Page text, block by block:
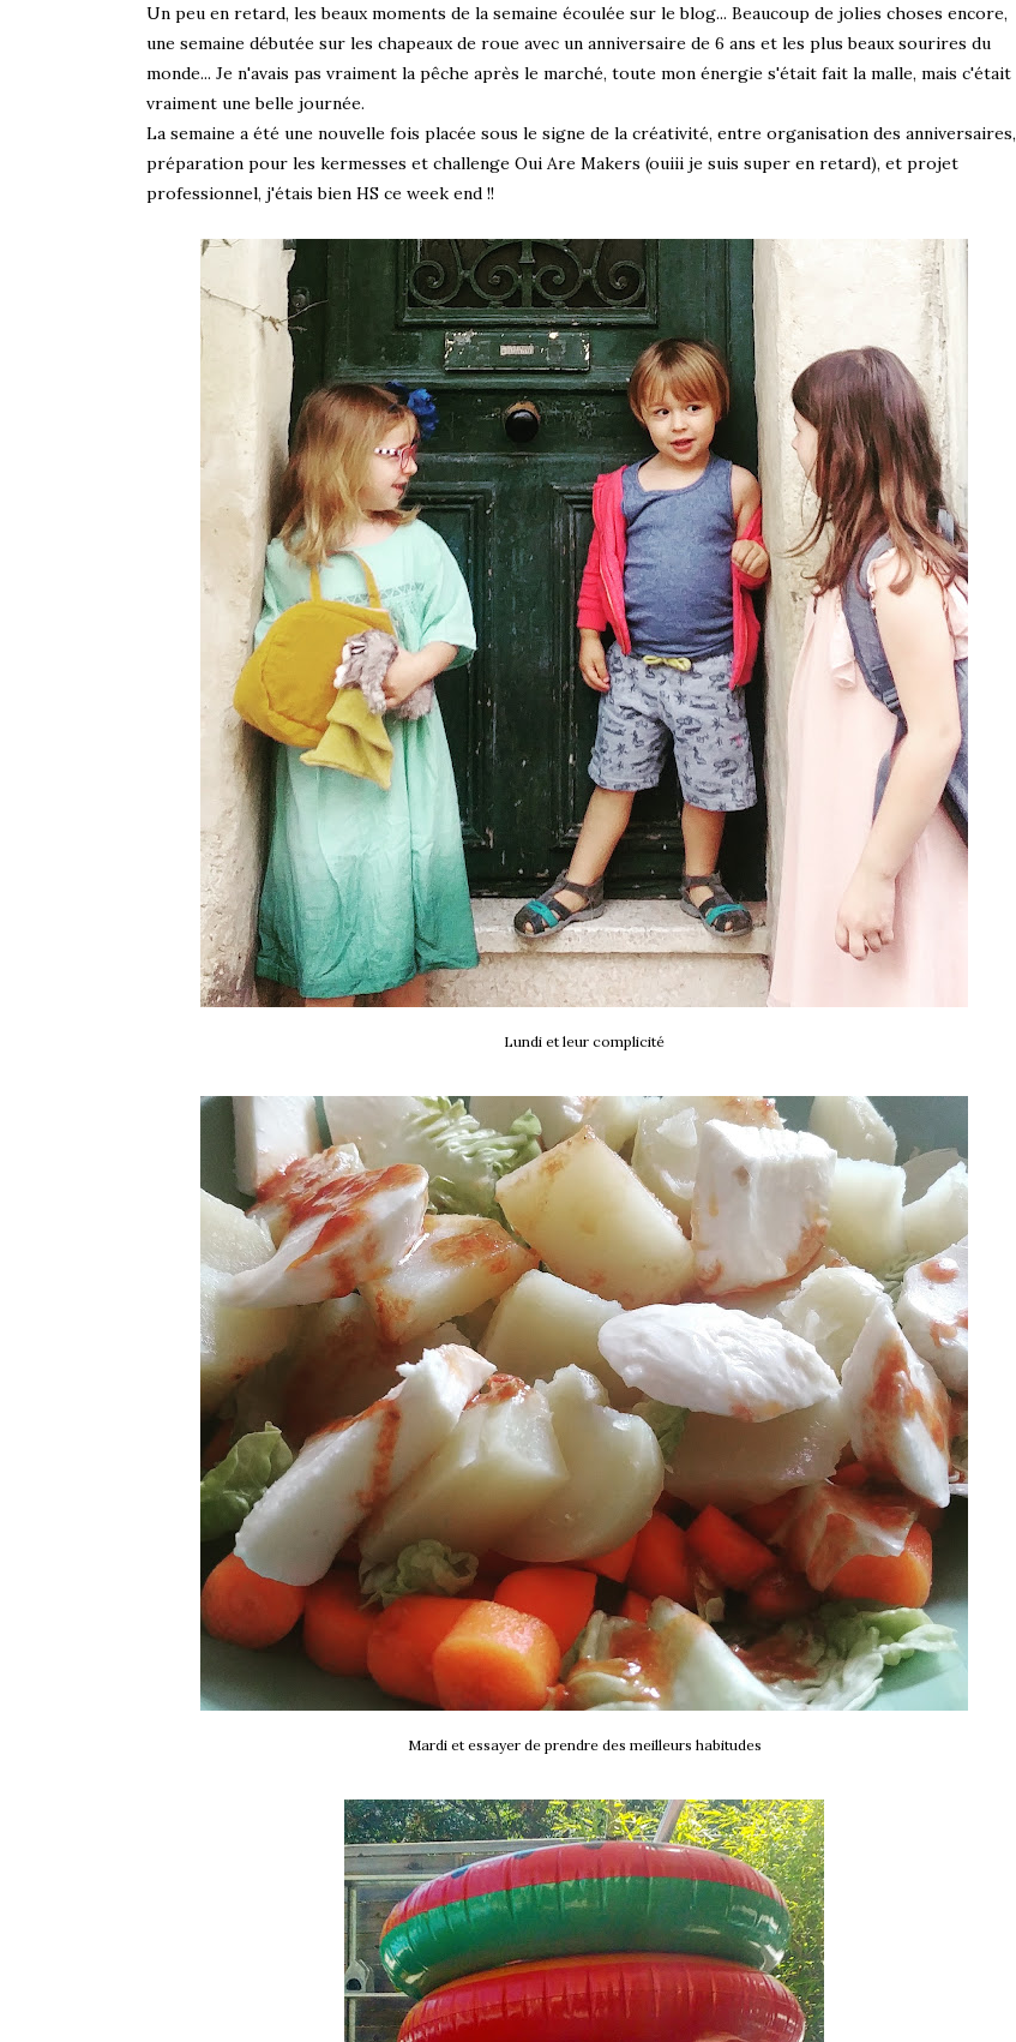
Un peu en retard, les beaux moments de la semaine écoulée sur le blog... Beaucoup de jolies choses encore,
une semaine débutée sur les chapeaux de roue avec un anniversaire de 6 ans et les plus beaux sourires du
monde... Je n'avais pas vraiment la pêche après le marché, toute mon énergie s'était fait la malle, mais c'était
vraiment une belle journée.
La semaine a été une nouvelle fois placée sous le signe de la créativité, entre organisation des anniversaires,
préparation pour les kermesses et challenge Oui Are Makers (ouiii je suis super en retard), et projet
professionnel, j'étais bien HS ce week end !!
Lundi et leur complicité
Mardi et essayer de prendre des meilleurs habitudes